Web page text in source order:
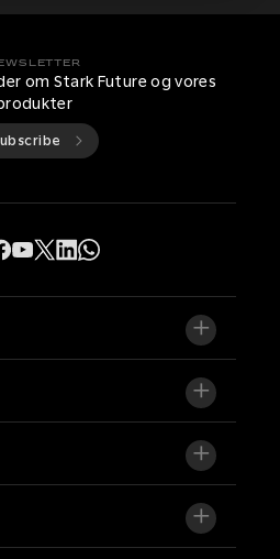
om Stark Future og vores